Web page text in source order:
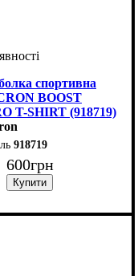
спортивна
BOOST
T-SHIRT (918719)
918719
600грн